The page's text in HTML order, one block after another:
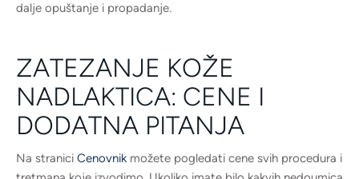
dalje opuštanje i propadanje.
ZATEZANJE KOŽE
NADLAKTICA: CENE I
DODATNA PITANJA
Na stranici Cenovnik možete pogledati cene svih procedura i